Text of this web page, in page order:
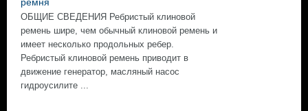
ОБЩИЕ СВЕДЕНИЯ Ребристый клиновой
ремень шире, чем обычный клиновой ремень и
имеет несколько продольных ребер.
Ребристый клиновой ремень приводит в
движение генератор, масляный насос
гидроусилите ...